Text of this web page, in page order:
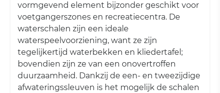
vormgevend element bijzonder geschikt voor
voetgangerszones en recreatiecentra. De
waterschalen zijn een ideale
waterspeelvoorziening, want ze zijn
tegelijkertijd waterbekken en kliedertafel;
bovendien zijn ze van een onovertroffen
duurzaamheid. Dankzij de een- en tweezijdige
afwateringssleuven is het mogelijk de schalen